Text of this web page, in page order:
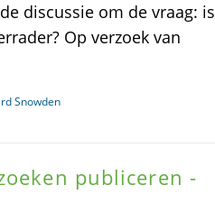
discussie om de vraag: is
Op verzoek van
Snowden
publiceren -